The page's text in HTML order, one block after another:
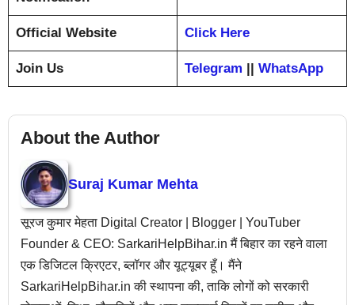
Official Website Click Here
Join Us Telegram || WhatsApp
About the Author
Suraj Kumar Mehta
सूरज कुमार मेहता Digital Creator | Blogger | YouTuber
Founder & CEO: SarkariHelpBihar.in मैं बिहार का रहने वाला
एक डिजिटल क्रिएटर, ब्लॉगर और यूट्यूबर हूँ। मैंने
SarkariHelpBihar.in की स्थापना की, ताकि लोगों को सरकारी